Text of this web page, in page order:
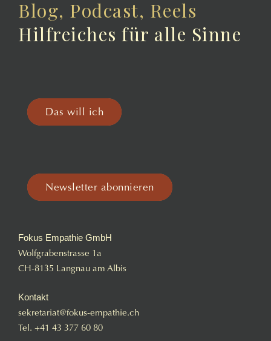
Muri
(BE)
Menge
Blog, Podcast, Reels
Hilfreiches für alle Sinne
Das will ich
Newsletter abonnieren
Fokus Empathie GmbH
Wolfgrabenstrasse 1a
CH-8135 Langnau am Albis
Kontakt
sekretariat@fokus-empathie.ch
Tel. +41 43 377 60 80